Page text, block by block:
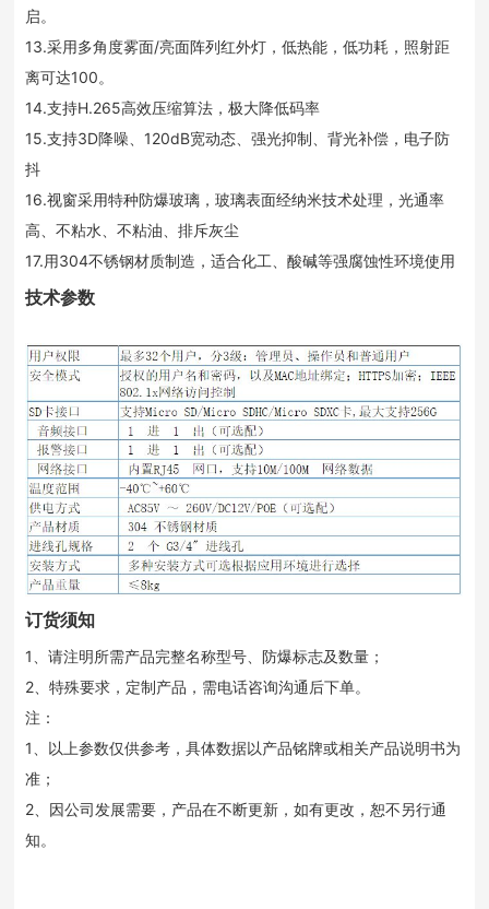
启。
13.采用多角度雾面/亮面阵列红外灯，低热能，低功耗，照射距
离可达100。
14.支持H.265高效压缩算法，极大降低码率
15.支持3D降噪、120dB宽动态、强光抑制、背光补偿，电子防
抖
16.视窗采用特种防爆玻璃，玻璃表面经纳米技术处理，光通率
高、不粘水、不粘油、排斥灰尘
17.用304不锈钢材质制造，适合化工、酸碱等强腐蚀性环境使用
技术参数
订货须知
1、请注明所需产品完整名称型号、防爆标志及数量；
2、特殊要求，定制产品，需电话咨询沟通后下单。
注：
1、以上参数仅供参考，具体数据以产品铭牌或相关产品说明书为
准；
2、因公司发展需要，产品在不断更新，如有更改，恕不另行通
知。